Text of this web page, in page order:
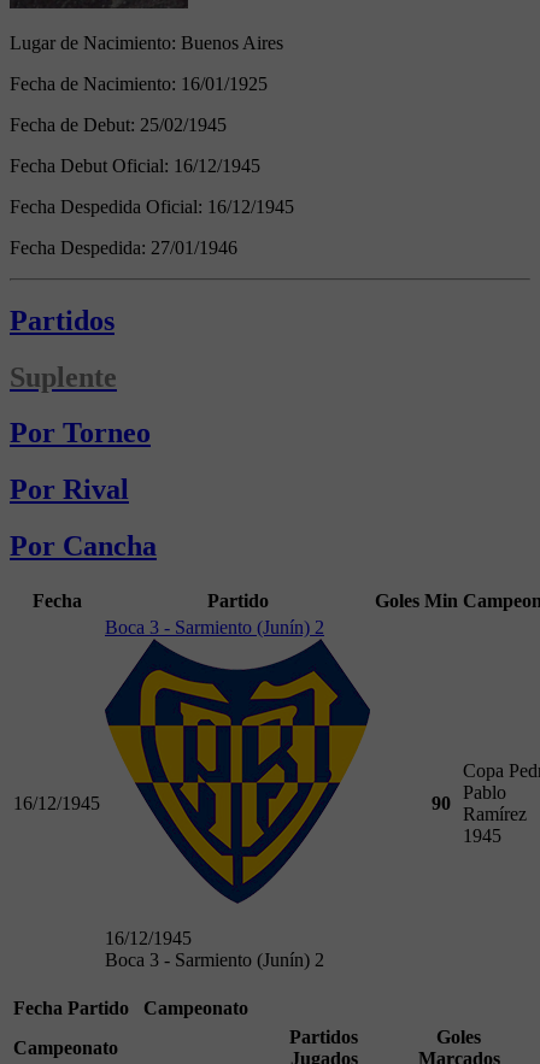
Lugar de Nacimiento: Buenos Aires
Fecha de Nacimiento: 16/01/1925
Fecha de Debut: 25/02/1945
Fecha Debut Oficial: 16/12/1945
Fecha Despedida Oficial: 16/12/1945
Fecha Despedida: 27/01/1946
Partidos
Suplente
Por Torneo
Por Rival
Por Cancha
Fecha Partido Goles Min
16/12/1945
Boca 3 - Sarmiento (Junín) 2
16/12/1945
Boca 3 - Sarmiento (Junín) 2
90
Copa
Pablo
Ramírez
1945
Fecha Partido
Campeonato
Campeonato
Partidos
Jugados
Goles
Marcados